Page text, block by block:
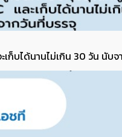
ก็บได้นานไม่เกิน 30 วัน นับ